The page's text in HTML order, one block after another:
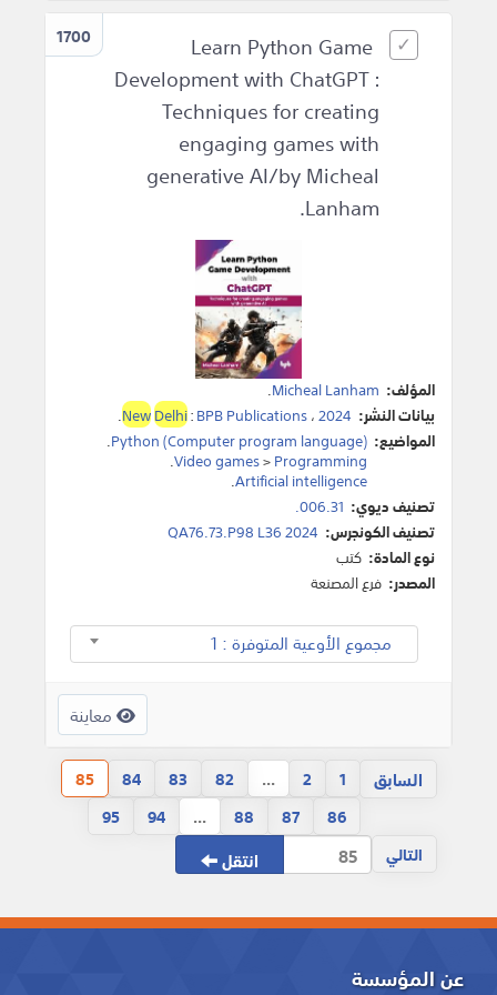
1700
Learn Python Game
Development with ChatGPT :
Techniques for creating
engaging games with
generative AI/by Micheal
Lanham.
المؤلف: Micheal Lanham
.
بيانات النشر:
NewDelhi:BPB Publications،2024
.
المواضيع: Python (Computer program language)
.
Video games>Programming
.
Artificial intelligence
.
تصنيف ديوي: 006.31.
تصنيف الكونجرس: QA76.73.P98 L36 2024
نوع المادة: كتب
المصدر: فرع المصنعة
مجموع الأوعية المتوفرة : 1
معاينة
السابق 1
2
...
82
83
84
85
86
87
88
...
94
95
التالي
انتقل
عن المؤسسة